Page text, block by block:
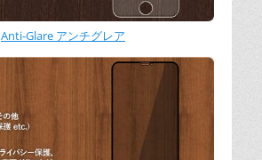
Anti-Glare アンチグレア